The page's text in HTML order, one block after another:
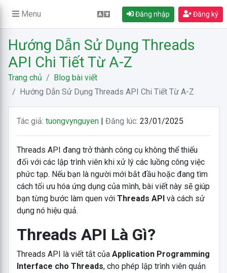
Menu Đăng nhập Đăng ký
Hướng Dẫn Sử Dụng Threads
API Chi Tiết Từ A-Z
Trang chủ
Blog bài viết
Hướng Dẫn Sử Dụng Threads API Chi Tiết Từ A-Z
Tác giả: tuongvynguyen| Đăng lúc: 23/01/2025
Threads API đang trở thành công cụ không thể thiếu
đối với các lập trình viên khi xử lý các luồng công việc
phức tạp. Nếu bạn là người mới bắt đầu hoặc đang tìm
cách tối ưu hóa ứng dụng của mình, bài viết này sẽ giúp
bạn từng bước làm quen với Threads APIvà cách sử
dụng nó hiệu quả.
Threads API Là Gì?
Threads API là viết tắt của Application Programming
Interface cho Threads, cho phép lập trình viên quản